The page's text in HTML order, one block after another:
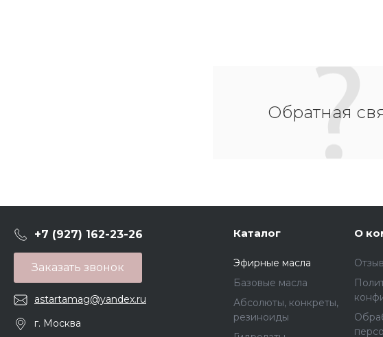
Обратная
+7 (927) 162-23-26
Заказать звонок
astartamag@yandex.ru
г. Москва
Каталог
Эфирные масла
Базовые масла
Абсолюты, конкреты,
резиноиды
О